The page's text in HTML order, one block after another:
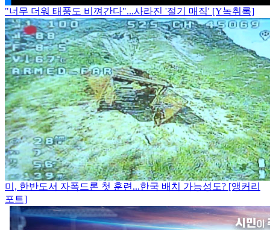
"너무 더워 태풍도 비껴간다"...사라진 '절기 매직' [Y녹취록]
미, 한반도서 자폭드론 첫 훈련...한국 배치 가능성도? [앵커리
포트]